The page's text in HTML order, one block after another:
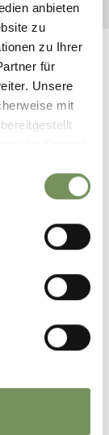
anbieten
zu
zu Ihrer
für
Unsere
mit